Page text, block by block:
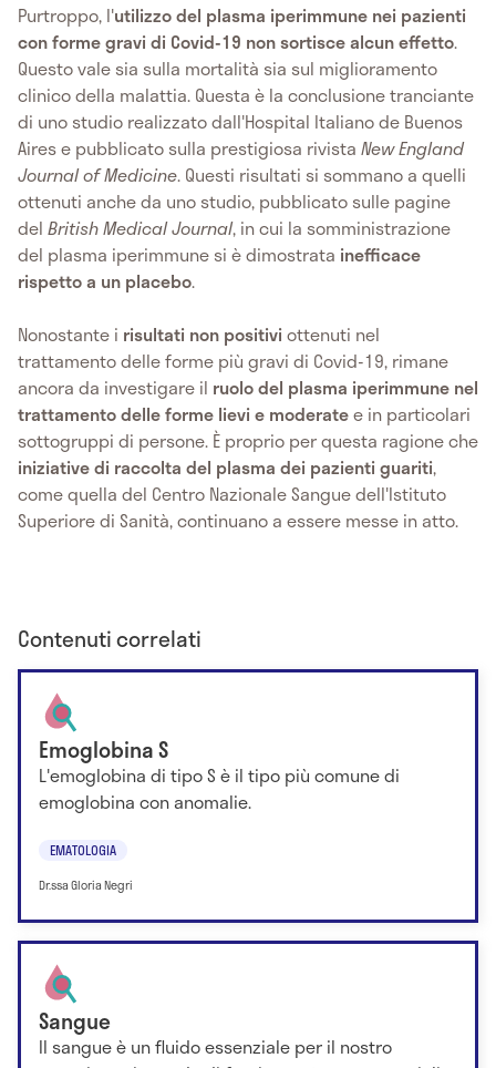
Purtroppo, l'utilizzo del plasma iperimmune nei pazienti
con forme gravi di Covid-19 non sortisce alcun effetto.
Questo vale sia sulla mortalità sia sul miglioramento
clinico della malattia. Questa è la conclusione tranciante
di uno studio realizzato dall'Hospital Italiano de Buenos
Aires e pubblicato sulla prestigiosa rivista New England
Journal of Medicine. Questi risultati si sommano a quelli
ottenuti anche da uno studio, pubblicato sulle pagine
del British Medical Journal, in cui la somministrazione
del plasma iperimmune si è dimostrata inefficace
rispetto a un placebo.
Nonostante i risultati non positiviottenuti nel
trattamento delle forme più gravi di Covid-19, rimane
ancora da investigare il ruolo del plasma iperimmune nel
trattamento delle forme lievi e moderatee in particolari
sottogruppi di persone. È proprio per questa ragione che
iniziative di raccolta del plasma dei pazienti guariti,
come quella del Centro Nazionale Sangue dell'Istituto
Superiore di Sanità, continuano a essere messe in atto.
Contenuti correlati
Emoglobina S
L'emoglobina di tipo S è il tipo più comune di
emoglobina con anomalie.
EMATOLOGIA
Dr.ssa Gloria Negri
Sangue
Il sangue è un fluido essenziale per il nostro